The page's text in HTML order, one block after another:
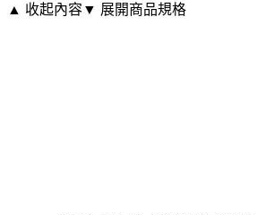
▲ 收起內容▼ 展開商品規格